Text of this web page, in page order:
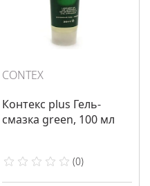
CONTEX
Контекс plus Гель-
смазка green, 100 мл
(0)